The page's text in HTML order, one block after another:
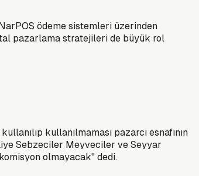
ödeme sistemleri üzerinden
pazarlama stratejileri de büyük rol
kullanılmaması pazarcı esnafının
Sebzeciler Meyveciler ve Seyyar
olmayacak" dedi.